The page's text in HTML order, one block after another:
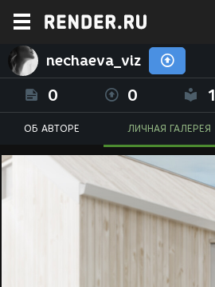
nechaeva_viz
0 0 1
ОБ АВТОРЕ ЛИЧНАЯ ГАЛЕРЕЯ